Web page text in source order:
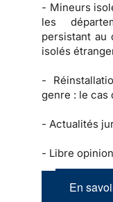
- Mineurs
les
persistant au
isolés
-
genre : le cas
- Actualités
- Libre opinion
En